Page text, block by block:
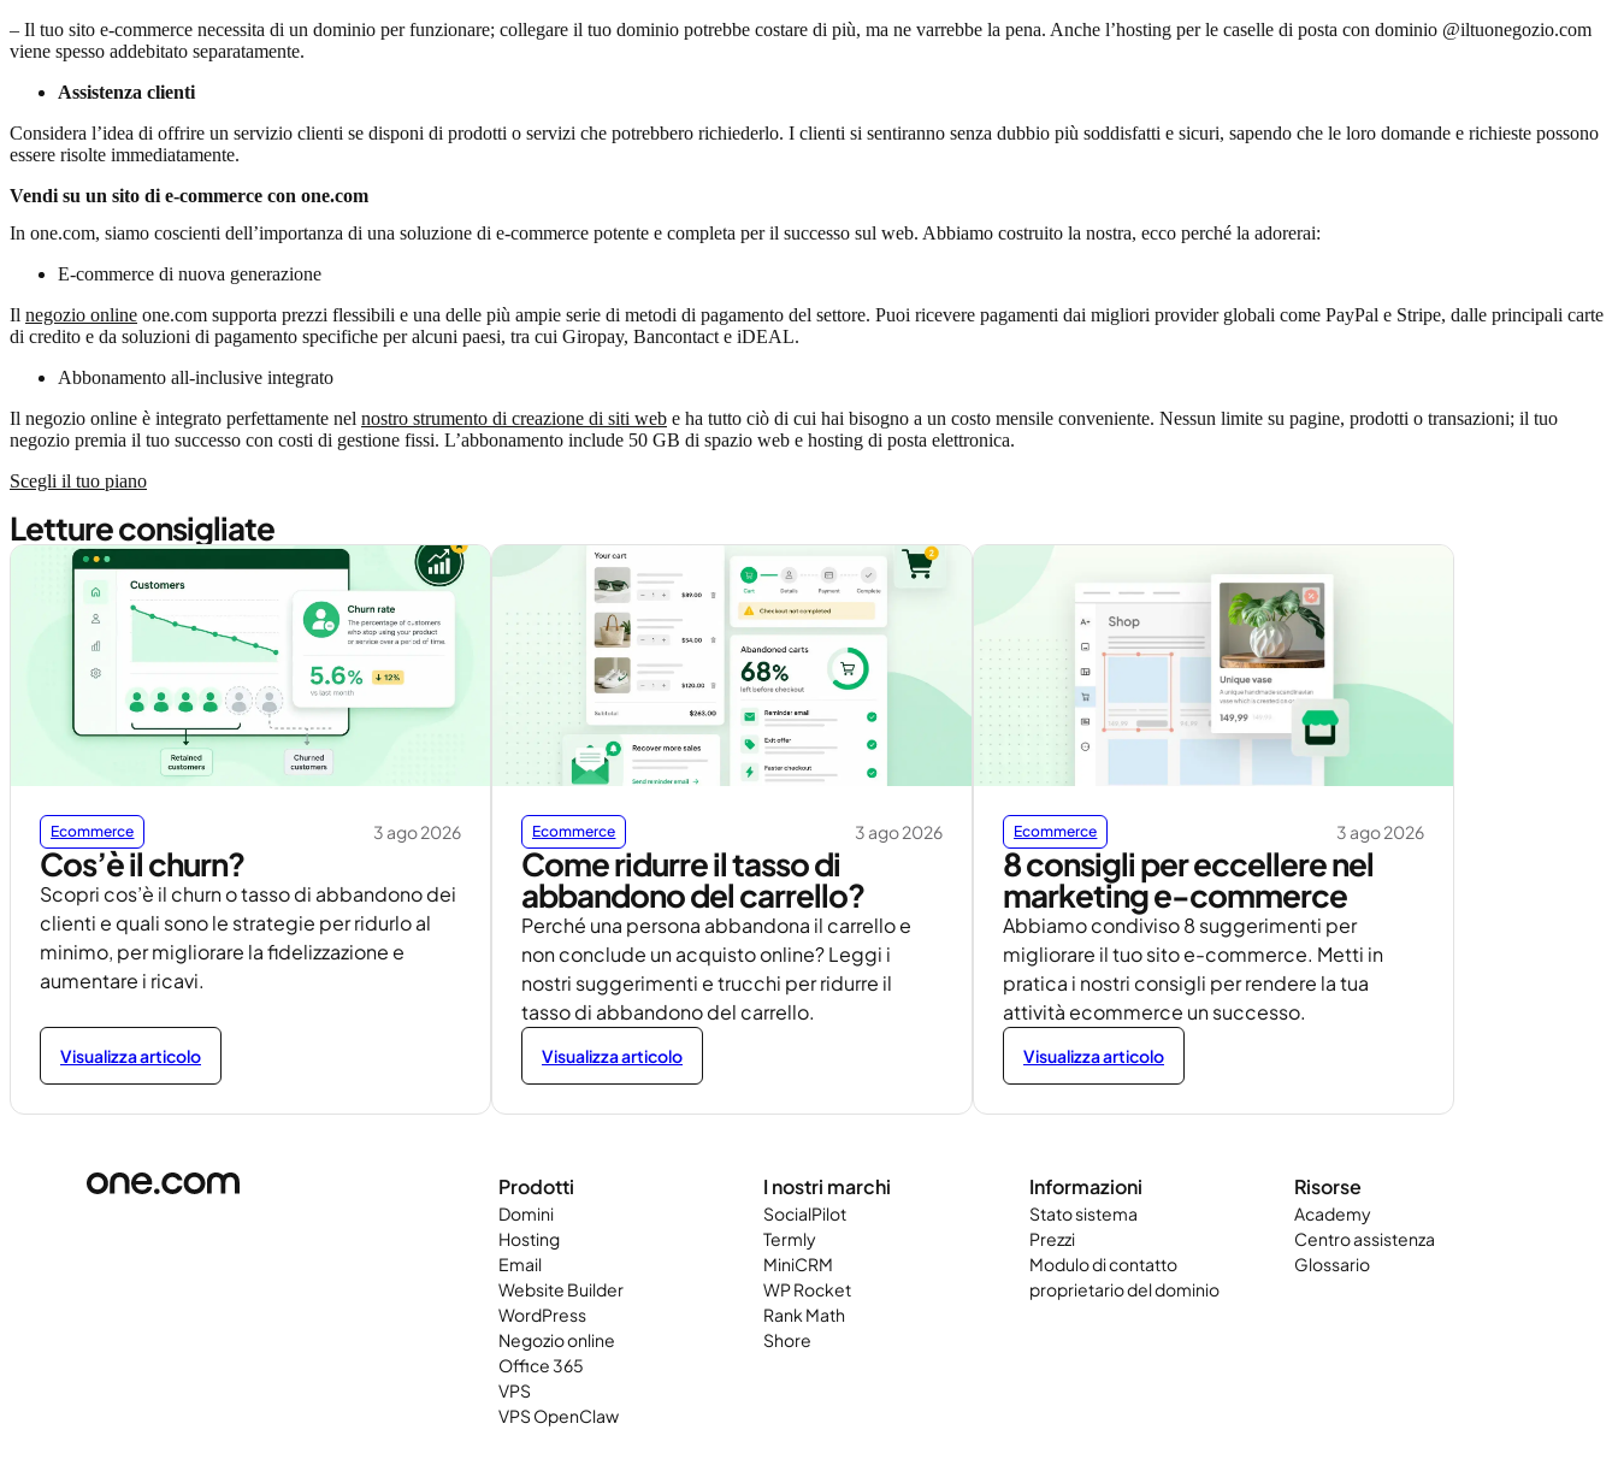
– Il tuo sito e-commerce necessita di un dominio per funzionare; collegare il tuo dominio potrebbe costare di più, ma ne varrebbe la pena. Anche l’hosting per le caselle di posta con dominio @iltuonegozio.com
viene spesso addebitato separatamente.
Assistenza clienti
Considera l’idea di offrire un servizio clienti se disponi di prodotti o servizi che potrebbero richiederlo. I clienti si sentiranno senza dubbio più soddisfatti e sicuri, sapendo che le loro domande e richieste possono
essere risolte immediatamente.
Vendi su un sito di e-commerce con one.com
In one.com, siamo coscienti dell’importanza di una soluzione di e-commerce potente e completa per il successo sul web. Abbiamo costruito la nostra, ecco perché la adorerai:
E-commerce di nuova generazione
Il negozio online one.com supporta prezzi flessibili e una delle più ampie serie di metodi di pagamento del settore. Puoi ricevere pagamenti dai migliori provider globali come PayPal e Stripe, dalle principali carte
di credito e da soluzioni di pagamento specifiche per alcuni paesi, tra cui Giropay, Bancontact e iDEAL.
Abbonamento all-inclusive integrato
Il negozio online è integrato perfettamente nel nostro strumento di creazione di siti web e ha tutto ciò di cui hai bisogno a un costo mensile conveniente. Nessun limite su pagine, prodotti o transazioni; il tuo
negozio premia il tuo successo con costi di gestione fissi. L’abbonamento include 50 GB di spazio web e hosting di posta elettronica.
Scegli il tuo piano
Letture consigliate
Ecommerce 3 ago 2026
Cos’è il churn?
Scopri cos’è il churn o tasso di abbandono dei
clienti e quali sono le strategie per ridurlo al
minimo, per migliorare la fidelizzazione e
aumentare i ricavi.
Visualizza articolo
Ecommerce 3 ago 2026
Come ridurre il tasso di
abbandono del carrello?
Perché una persona abbandona il carrello e
non conclude un acquisto online? Leggi i
nostri suggerimenti e trucchi per ridurre il
tasso di abbandono del carrello.
Visualizza articolo
Ecommerce 3 ago 2026
8 consigli per eccellere nel
marketing e-commerce
Abbiamo condiviso 8 suggerimenti per
migliorare il tuo sito e-commerce. Metti in
pratica i nostri consigli per rendere la tua
attività ecommerce un successo.
Visualizza articolo
Prodotti
Domini
Hosting
Email
Website Builder
WordPress
Negozio online
Office 365
VPS
VPS OpenClaw
I nostri marchi
SocialPilot
Termly
MiniCRM
WP Rocket
Rank Math
Shore
Informazioni
Stato sistema
Prezzi
Modulo di contatto
proprietario del dominio
Risorse
Academy
Centro assistenza
Glossario